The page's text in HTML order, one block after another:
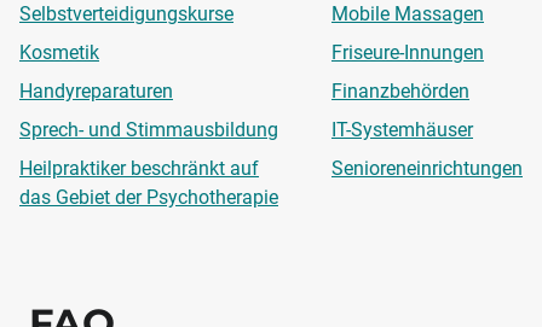
Selbstverteidigungskurse
Mobile Massagen
Kosmetik
Friseure-Innungen
Handyreparaturen
Finanzbehörden
Sprech- und Stimmausbildung
IT-Systemhäuser
Heilpraktiker beschränkt auf
das Gebiet der Psychotherapie
Senioreneinrichtungen